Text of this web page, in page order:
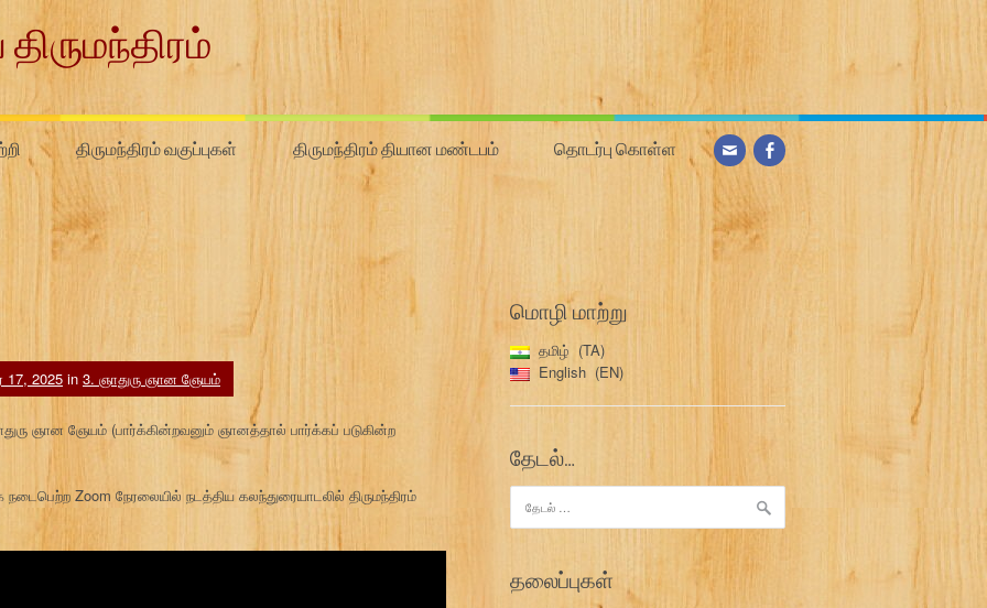
திருமந்திரம் வகுப்புகள் திருமந்திரம் தியான மண்டபம் தொடர்பு கொள்ள
17, 2025 in 3. ஞாதுரு ஞான ஞேயம்
ஞான ஞேயம் (பார்க்கின்றவனும் ஞானத்தால் பார்க்கப் படுகின்ற
Zoom நேரலையில் நடத்திய கலந்துரையாடலில் திருமந்திரம்
மொழி மாற்று
தமிழ்
TA
English
EN
தேடல்…
தேடு:
தலைப்புகள்